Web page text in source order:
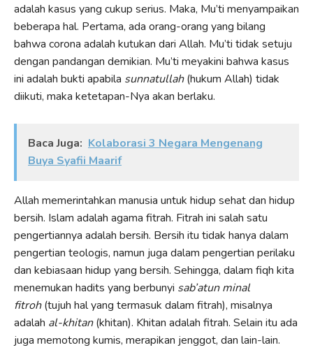
adalah kasus yang cukup serius. Maka, Mu’ti menyampaikan
beberapa hal. Pertama, ada orang-orang yang bilang
bahwa corona adalah kutukan dari Allah. Mu’ti tidak setuju
dengan pandangan demikian. Mu’ti meyakini bahwa kasus
ini adalah bukti apabila sunnatullah(hukum Allah) tidak
diikuti, maka ketetapan-Nya akan berlaku.
Baca Juga: Kolaborasi 3 Negara Mengenang
Buya Syafii Maarif
Allah memerintahkan manusia untuk hidup sehat dan hidup
bersih. Islam adalah agama fitrah. Fitrah ini salah satu
pengertiannya adalah bersih. Bersih itu tidak hanya dalam
pengertian teologis, namun juga dalam pengertian perilaku
dan kebiasaan hidup yang bersih. Sehingga, dalam fiqh kita
menemukan hadits yang berbunyi sab’atun minal
fitroh(tujuh hal yang termasuk dalam fitrah), misalnya
adalah al-khitan(khitan). Khitan adalah fitrah. Selain itu ada
juga memotong kumis, merapikan jenggot, dan lain-lain.